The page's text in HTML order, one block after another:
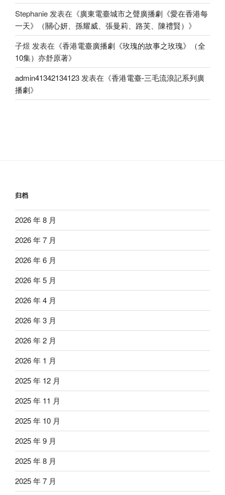
Stephanie 发表在《廣東電臺城市之聲廣播劇《愛在香港每
一天》（關心妍、孫耀威、張曼莉、路芙、陳禮賢） 》
子煜 发表在《香港電臺廣播劇《玫瑰的故事之玫瑰》（全
10集）亦舒原著》
admin41342134123 发表在《香港電臺-三毛流浪記系列廣
播劇》
归档
2026 年 8 月
2026 年 7 月
2026 年 6 月
2026 年 5 月
2026 年 4 月
2026 年 3 月
2026 年 2 月
2026 年 1 月
2025 年 12 月
2025 年 11 月
2025 年 10 月
2025 年 9 月
2025 年 8 月
2025 年 7 月